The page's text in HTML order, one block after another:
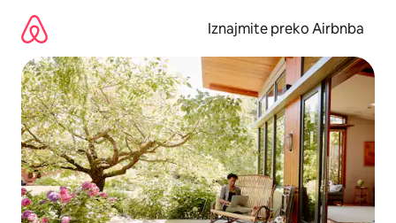
sadržaj
Iznajmite preko Airbnba